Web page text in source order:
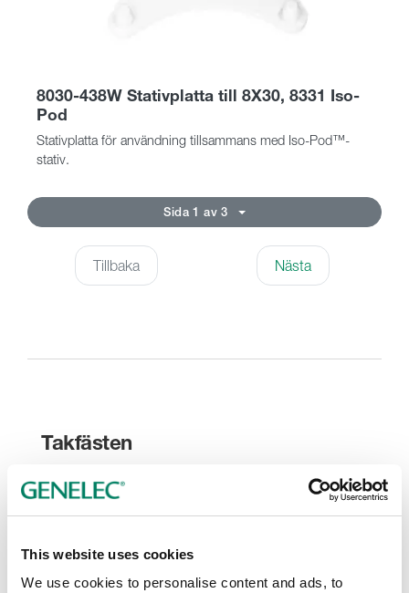
This website uses cookies
We use cookies to personalise content and ads, to
8030-438W Stativplatta till 8X30, 8331 Iso-
Pod
Stativplatta för användning tillsammans med Iso-Pod™-
stativ.
Sida 1 av 3
Tillbaka Nästa
Takfästen